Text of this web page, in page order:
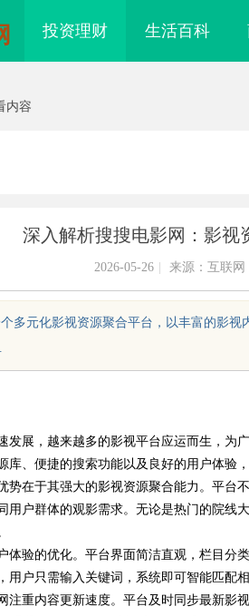
投资理财 生活百科
内容
深入解析搜搜电影网：影视
2026-05-26 来源：互联网
多元化影视资源聚合平台，以丰富的影
发展，越来越多的影视平台应运而生，为
库、便捷的搜索功能以及良好的用户体验
势在于其强大的影视资源聚合能力。平台
用户群体的观影需求。无论是热门的院线
体验的优化。平台界面简洁直观，栏目分
用户只需输入关键词，系统即可智能匹配
注重内容更新速度。平台及时同步最新影
传统中小企业怎么靠GEO让AI
荐你？